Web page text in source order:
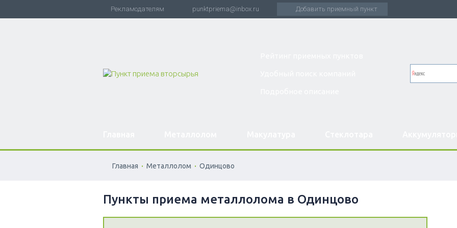
Рекламодателям punktpriema@inbox.ru Добавить приемный пункт
Главная . Металлолом . Одинцово
Пункты приема металлолома в Одинцово